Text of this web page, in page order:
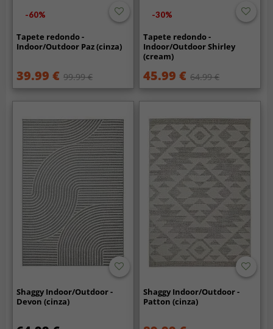
-60%
Tapete redondo -
Indoor/Outdoor Paz (cinza)
39.99 € 99.99 €
-30%
Tapete redondo -
Indoor/Outdoor Shirley
(cream)
45.99 € 64.99 €
Shaggy Indoor/Outdoor -
Devon (cinza)
Shaggy Indoor/Outdoor -
Patton (cinza)